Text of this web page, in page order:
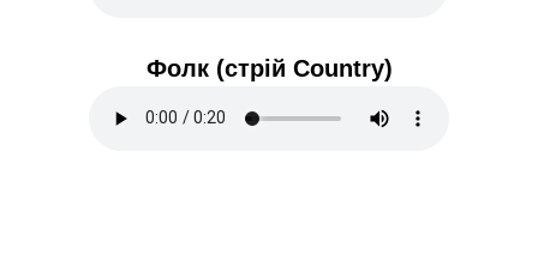
Фолк (стрій Country)